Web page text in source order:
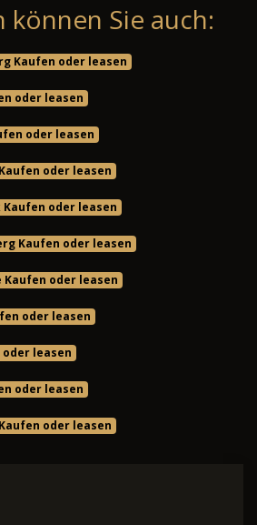
können Sie auch:
Kaufen oder leasen
oder leasen
oder leasen
oder leasen
oder leasen
Kaufen oder leasen
Kaufen oder leasen
oder leasen
oder leasen
oder leasen
oder leasen